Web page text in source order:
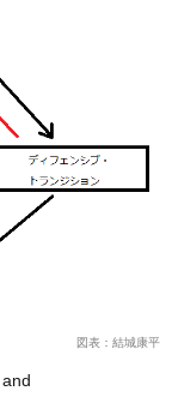
図表：結城康平